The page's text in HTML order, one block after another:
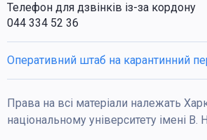
Телефон для дзвінків із-за кордону
044 334 52 36
Оперативний штаб на карантинний
Права на всі матеріали належать
національному університету імені В.